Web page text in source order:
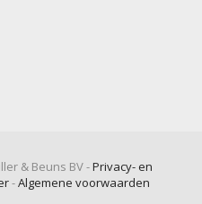
& Beuns BV -Privacy- en
-Algemene voorwaarden